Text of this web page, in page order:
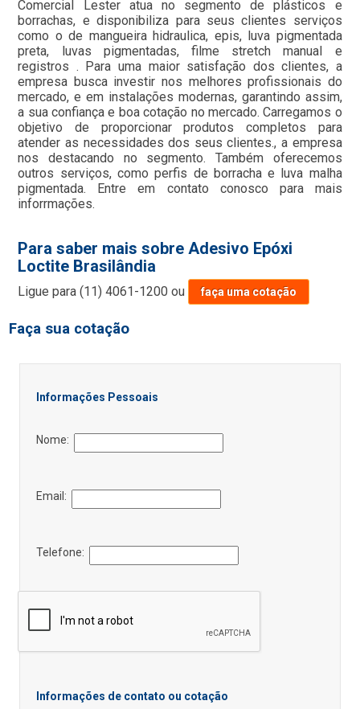
Comercial Lester atua no segmento de plásticos e
borrachas, e disponibiliza para seus clientes serviços
como o de mangueira hidraulica, epis, luva pigmentada
preta, luvas pigmentadas, filme stretch manual e
registros . Para uma maior satisfação dos clientes, a
empresa busca investir nos melhores profissionais do
mercado, e em instalações modernas, garantindo assim,
a sua confiança e boa cotação no mercado. Carregamos o
objetivo de proporcionar produtos completos para
atender as necessidades dos seus clientes., a empresa
nos destacando no segmento. Também oferecemos
outros serviços, como perfis de borracha e luva malha
pigmentada. Entre em contato conosco para mais
inforrmações.
Para saber mais sobre Adesivo Epóxi
Loctite Brasilândia
Ligue para(11) 4061-1200 ou faça uma cotação
Faça sua cotação
Informações Pessoais
Nome:
Email:
Telefone:
Informações de contato ou cotação